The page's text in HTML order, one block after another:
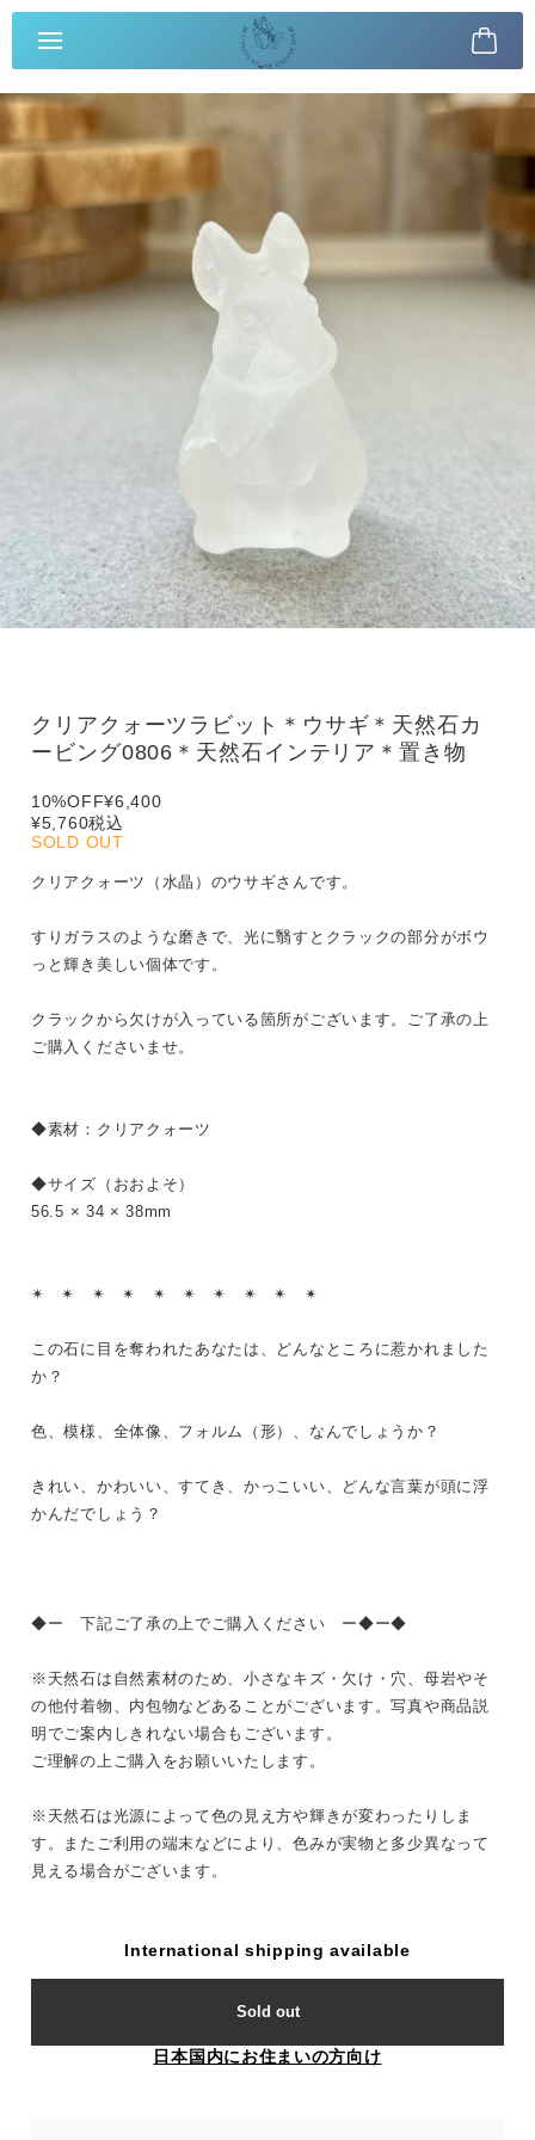
クリアクォーツラビット＊ウサギ＊天然石カ
ービング0806＊天然石インテリア＊置き物
10%OFF¥6,400
¥5,760税込
SOLD OUT
クリアクォーツ（水晶）のウサギさんです。
すりガラスのような磨きで、光に翳すとクラックの部分がボウ
っと輝き美しい個体です。
クラックから欠けが入っている箇所がございます。ご了承の上
ご購入くださいませ。
◆素材：クリアクォーツ
◆サイズ（おおよそ）
56.5 × 34 × 38mm
✴︎ ✴︎ ✴︎ ✴︎ ✴︎ ✴︎ ✴︎ ✴︎ ✴︎ ✴︎
この石に目を奪われたあなたは、どんなところに惹かれました
か？
色、模様、全体像、フォルム（形）、なんでしょうか？
きれい、かわいい、すてき、かっこいい、どんな言葉が頭に浮
かんだでしょう？
◆ー 下記ご了承の上でご購入ください ー◆ー◆
※天然石は自然素材のため、小さなキズ・欠け・穴、母岩やそ
の他付着物、内包物などあることがございます。写真や商品説
明でご案内しきれない場合もございます。
ご理解の上ご購入をお願いいたします。
※天然石は光源によって色の見え方や輝きが変わったりしま
す。またご利用の端末などにより、色みが実物と多少異なって
見える場合がございます。
International shipping available
Sold out
日本国内にお住まいの方向け